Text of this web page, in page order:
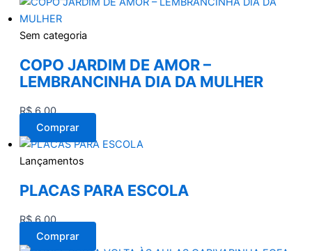
Sem categoria
COPO JARDIM DE AMOR –
LEMBRANCINHA DIA DA MULHER
R$6,00
Comprar
Lançamentos
PLACAS PARA ESCOLA
R$6,00
Comprar